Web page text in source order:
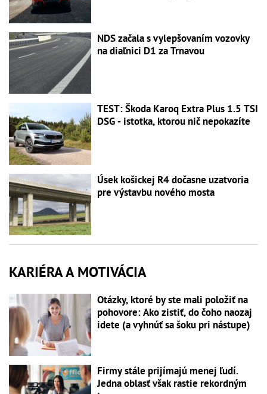
NDS začala s vylepšovaním vozovky
na diaľnici D1 za Trnavou
TEST: Škoda Karoq Extra Plus 1.5 TSI
DSG - istotka, ktorou nič nepokazíte
Úsek košickej R4 dočasne uzatvoria
pre výstavbu nového mosta
KARIÉRA A MOTIVÁCIA
Otázky, ktoré by ste mali položiť na
pohovore: Ako zistiť, do čoho naozaj
idete (a vyhnúť sa šoku pri nástupe)
Firmy stále prijímajú menej ľudí.
Jedna oblasť však rastie rekordným